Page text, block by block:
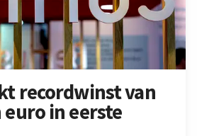
recordwinst van
in eerste